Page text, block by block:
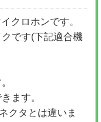
クロホンです。
です(下記適合機
ます。
クタとは違いま